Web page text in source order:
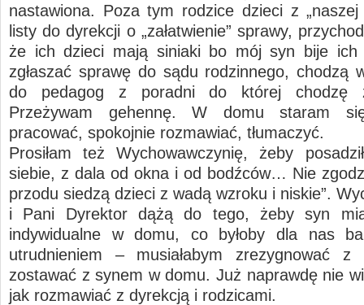
nastawiona. Poza tym rodzice dzieci z „naszej
listy do dyrekcji o „załatwienie” sprawy,
że ich dzieci mają siniaki bo mój syn bije ich
zgłaszać sprawę do sądu rodzinnego, chodzą
do pedagog z poradni do której chodzę
Przeżywam gehennę. W domu staram
pracować, spokojnie rozmawiać, tłumaczyć.
Prosiłam też Wychowawczynię, żeby
siebie, z dala od okna i od bodźców… Nie
przodu siedzą dzieci z wadą wzroku i niskie”.
i Pani Dyrektor dążą do tego, żeby syn
indywidualne w domu, co byłoby dla nas
utrudnieniem – musiałabym zrezygnować z
zostawać z synem w domu. Już naprawdę nie
jak rozmawiać z dyrekcją i rodzicami.